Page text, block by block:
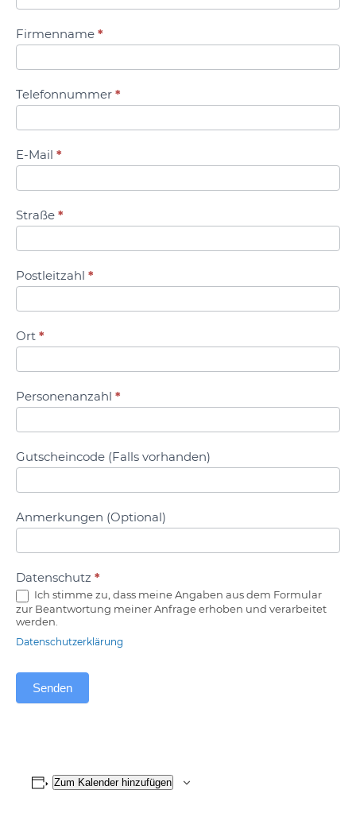
Firmenname *
Telefonnummer *
E-Mail *
Straße *
Postleitzahl *
Ort *
Personenanzahl *
Gutscheincode (Falls vorhanden)
Anmerkungen (Optional)
Datenschutz *
Ich stimme zu, dass meine Angaben aus dem Formular
zur Beantwortung meiner Anfrage erhoben und verarbeitet
werden.
Datenschutzerklärung
Senden
Zum Kalender hinzufügen